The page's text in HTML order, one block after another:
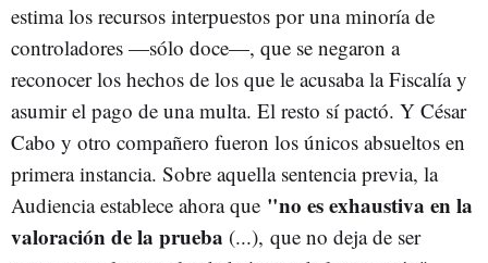
estima los recursos interpuestos por una minoría de
controladores —sólo doce—, que se negaron a
reconocer los hechos de los que le acusaba la Fiscalía y
asumir el pago de una multa. El resto sí pactó. Y César
Cabo y otro compañero fueron los únicos absueltos en
primera instancia. Sobre aquella sentencia previa, la
Audiencia establece ahora que "no es exhaustiva en la
valoración de la prueba (...), que no deja de ser